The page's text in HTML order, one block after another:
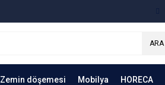
ARA
Zemin döşemesi Mobilya HORECA